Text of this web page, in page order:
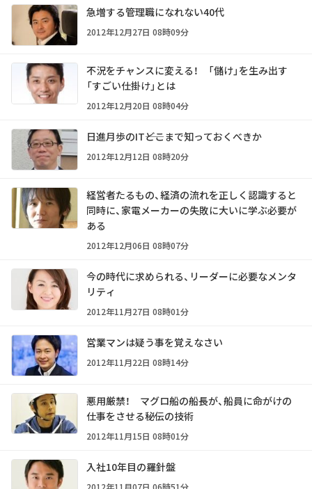
急増する管理職になれない40代
2012年12月27日 08時09分
不況をチャンスに変える！ 「儲け」を生み出す
「すごい仕掛け」とは
2012年12月20日 08時04分
日進月歩のIT――どこまで知っておくべきか
2012年12月12日 08時20分
経営者たるもの、経済の流れを正しく認識すると
同時に、家電メーカーの失敗に大いに学ぶ必要が
ある
2012年12月06日 08時07分
今の時代に求められる、リーダーに必要なメンタ
リティ
2012年11月27日 08時01分
営業マンは疑う事を覚えなさい
2012年11月22日 08時14分
悪用厳禁！ マグロ船の船長が、船員に命がけの
仕事をさせる秘伝の技術
2012年11月15日 08時01分
入社10年目の羅針盤
2012年11月07日 06時51分